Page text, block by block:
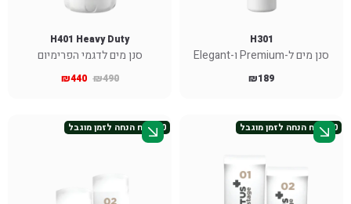
H301
סנן מים ל-Premium ו-Elegant
₪189
H401 Heavy Duty
סנן מים לדגמי הפרימיום
₪490
₪440
50 ש״ח הנחה לזמן מוגבל 50 ש״ח הנחה לזמן מוגבל